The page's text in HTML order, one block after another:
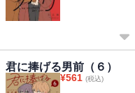
君に捧げる男前（６）
¥561 (税込)